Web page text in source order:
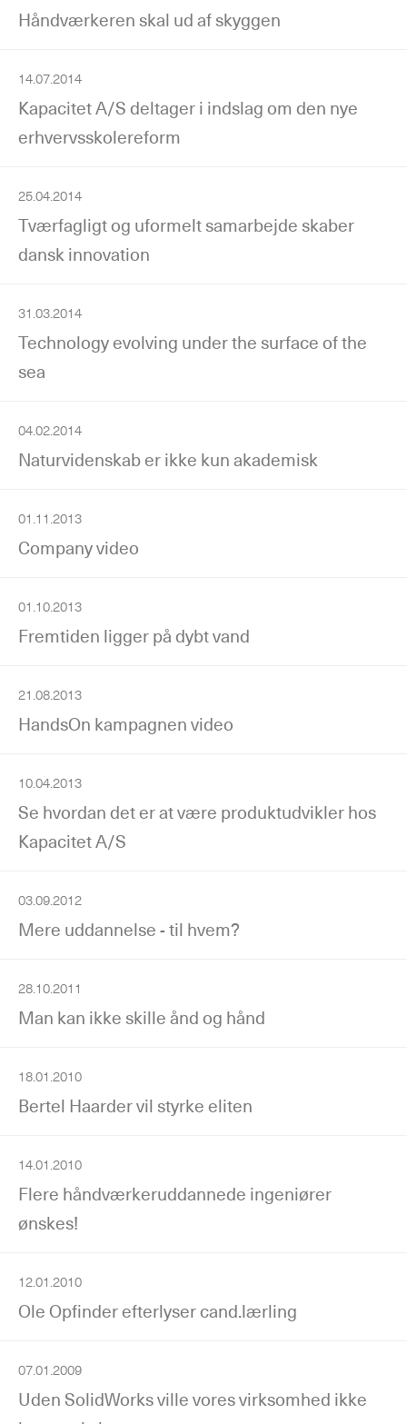
Håndværkeren skal ud af skyggen
14.07.2014
Kapacitet A/S deltager i indslag om den nye
erhvervsskolereform
25.04.2014
Tværfagligt og uformelt samarbejde skaber
dansk innovation
31.03.2014
Technology evolving under the surface of the
sea
04.02.2014
Naturvidenskab er ikke kun akademisk
01.11.2013
Company video
01.10.2013
Fremtiden ligger på dybt vand
21.08.2013
HandsOn kampagnen video
10.04.2013
Se hvordan det er at være produktudvikler hos
Kapacitet A/S
03.09.2012
Mere uddannelse - til hvem?
28.10.2011
Man kan ikke skille ånd og hånd
18.01.2010
Bertel Haarder vil styrke eliten
14.01.2010
Flere håndværkeruddannede ingeniører
ønskes!
12.01.2010
Ole Opfinder efterlyser cand.lærling
07.01.2009
Uden SolidWorks ville vores virksomhed ikke